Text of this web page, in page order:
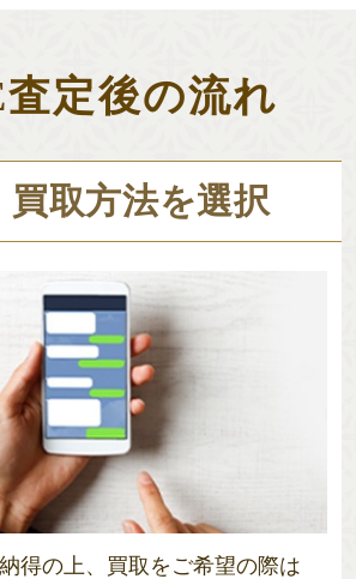
定後の流れ
買取方法を選択
得の上、買取をご希望の際は